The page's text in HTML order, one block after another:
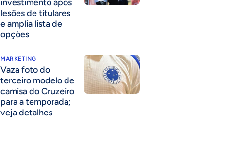
investimento após
lesões de titulares
e amplia lista de
opções
MARKETING
Vaza foto do
terceiro modelo de
camisa do Cruzeiro
para a temporada;
veja detalhes